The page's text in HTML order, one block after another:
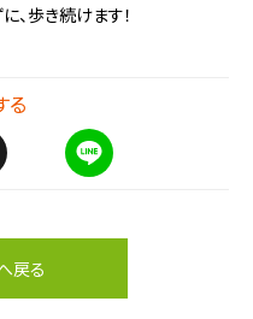
、歩き続けます！
る
e
戻る